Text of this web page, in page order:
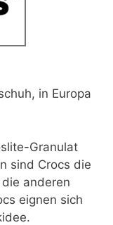
in Europa
Granulat
sind Crocs die
anderen
eignen sich